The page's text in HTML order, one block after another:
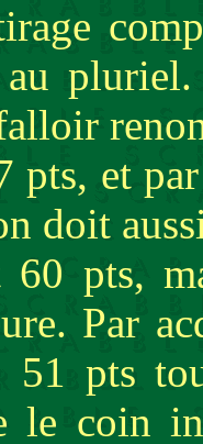
pts, et
doit
60 pts,
Par
pts
le coin